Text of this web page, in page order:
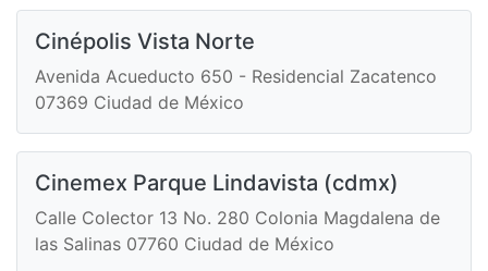
Cinépolis Vista Norte
Avenida Acueducto 650 - Residencial Zacatenco
07369 Ciudad de México
Cinemex Parque Lindavista (cdmx)
Calle Colector 13 No. 280 Colonia Magdalena de
las Salinas 07760 Ciudad de México